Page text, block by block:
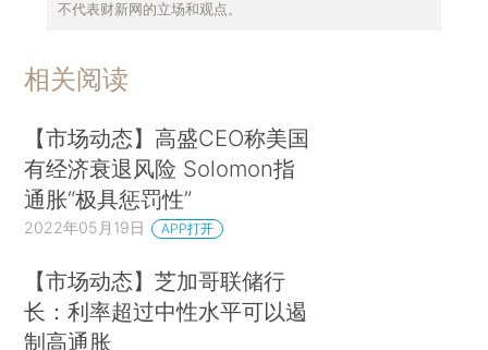
不代表财新网的立场和观点。
相关阅读
【市场动态】高盛CEO称美国
有经济衰退风险 Solomon指
通胀“极具惩罚性”
2022年05月19日 APP打开
【市场动态】芝加哥联储行
长：利率超过中性水平可以遏
制高通胀